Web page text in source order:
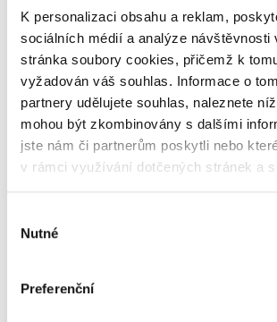
K personalizaci obsahu a reklam,
sociálních médií a analýze návštěvnosti
stránka soubory cookies, přičemž k
vyžadován váš souhlas. Informace o
partnery udělujete souhlas, naleznete
mohou být zkombinovány s dalšími
jste nám či partnerům poskytli nebo
v rámci využívání dotčených stránek a
souhlasu
Nutné
Preferenční
vybrali TOP z našich
599 Kč